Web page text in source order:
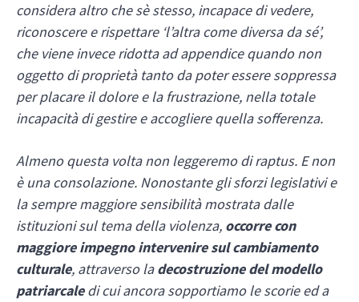
considera altro che sè stesso, incapace di vedere,
riconoscere e rispettare ‘l’altra come diversa da sé’,
che viene invece ridotta ad appendice quando non
oggetto di proprietà tanto da poter essere soppressa
per placare il dolore e la frustrazione, nella totale
incapacità di gestire e accogliere quella sofferenza.
Almeno questa volta non leggeremo di raptus. E non
è una consolazione. Nonostante gli sforzi legislativi e
la sempre maggiore sensibilità mostrata dalle
istituzioni sul tema della violenza, occorre con
maggiore impegno intervenire sul cambiamento
culturale, attraverso ladecostruzione del modello
patriarcaledi cui ancora sopportiamo le scorie ed a